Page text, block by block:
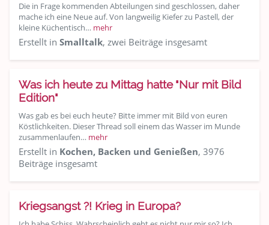
Die in Frage kommenden Abteilungen sind geschlossen, daher
mache ich eine Neue auf. Von langweilig Kiefer zu Pastell, der
kleine Küchentisch… mehr
Erstellt in Smalltalk, zwei Beiträge insgesamt
Was ich heute zu Mittag hatte "Nur mit Bild
Edition"
Was gab es bei euch heute? Bitte immer mit Bild von euren
Köstlichkeiten. Dieser Thread soll einem das Wasser im Munde
zusammenlaufen… mehr
Erstellt in Kochen, Backen und Genießen, 3976
Beiträge insgesamt
Kriegsangst ?! Krieg in Europa?